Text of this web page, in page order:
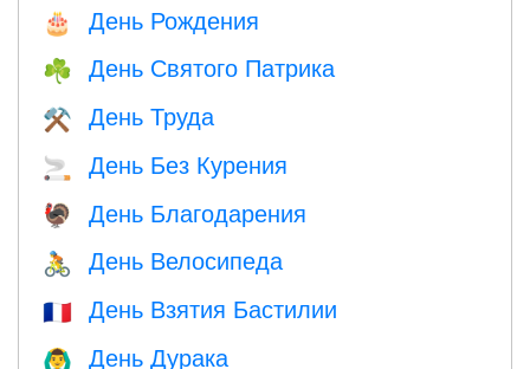
🎂 День Рождения
☘️ День Святого Патрика
⚒️ День Труда
🚬 День Без Курения
🦃 День Благодарения
🚴 День Велосипеда
🇫🇷 День Взятия Бастилии
🙆‍♂️ День Дурака